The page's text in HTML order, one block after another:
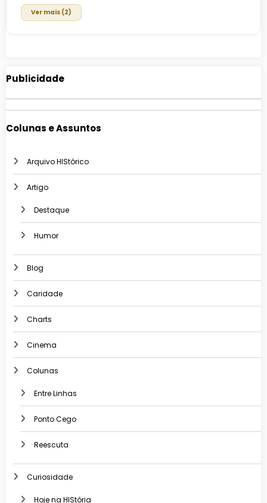
Ver mais (2)
Publicidade
Colunas e Assuntos
Arquivo HIStórico
Artigo
Destaque
Humor
Blog
Caridade
Charts
Cinema
Colunas
Entre Linhas
Ponto Cego
Reescuta
Curiosidade
Hoje na HIStória